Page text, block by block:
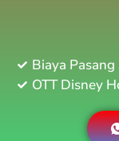
Biaya
OTT Disney